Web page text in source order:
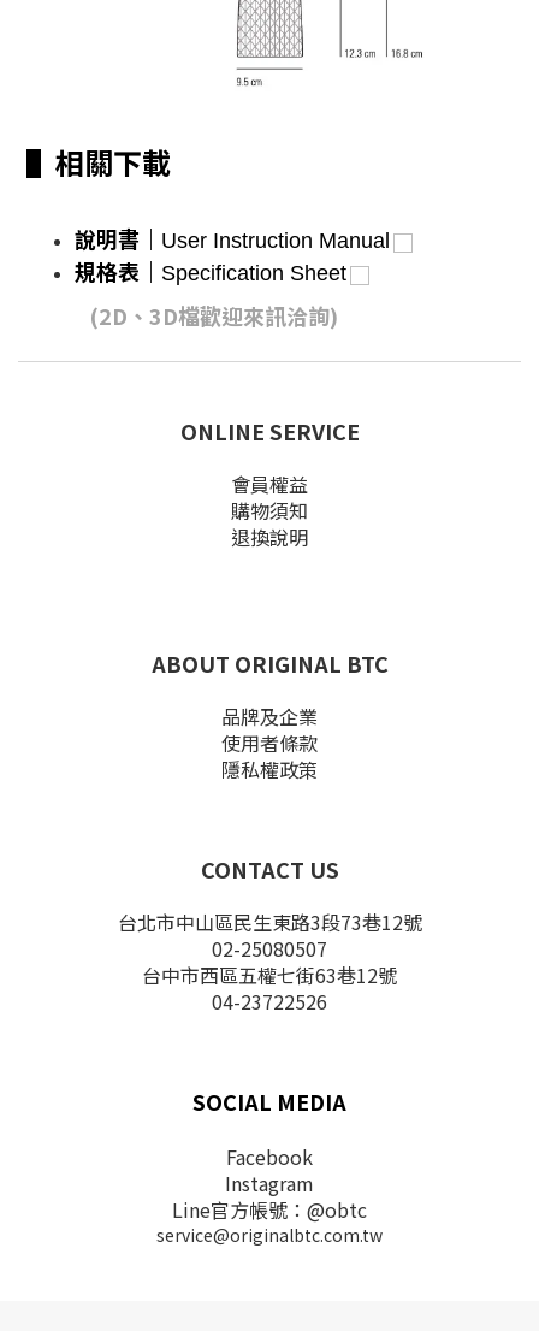
▌相關下載
說明書｜ User Instruction Manual
規格表 ｜ Specification Sheet
(2D、3D檔歡迎來訊洽詢)
ONLINE SERVICE
會員權益
購物須知
退換說明
ABOUT ORIGINAL BTC
品牌及企業
使用者條款
隱私權政策
CONTACT US
台北市中山區民生東路3段73巷12號
02-25080507
台中市西區五權七街63巷12號
04-23722526
SOCIAL MEDIA
Facebook
Instagram
Line官方帳號：@obtc
service@originalbtc.com.tw